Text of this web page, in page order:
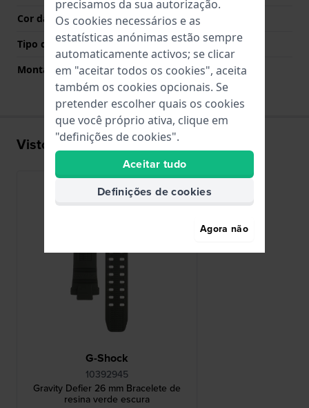
Cor da fivela
Preto
Tipo de montagem
Pinos de pressão
Montagem Reta
Não
Visto recentemente
G-Shock
10392945
Gravity Defier 26 mm Bracelete de
resina verde escura
precisamos da sua autorização.
Os cookies necessários e as
estatísticas anónimas estão sempre
automaticamente activos; se clicar
em "aceitar todos os cookies", aceita
também os cookies opcionais. Se
pretender escolher quais os cookies
que você próprio ativa, clique em
"definições de cookies".
Aceitar tudo
Definições de cookies
Agora não